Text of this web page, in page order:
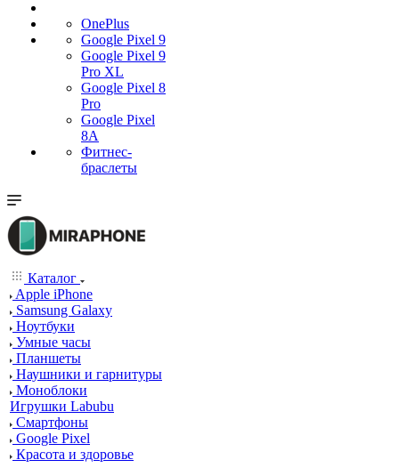
OnePlus
Google Pixel 9
Google Pixel 9
Pro XL
Google Pixel 8
Pro
Google Pixel
8A
Фитнес-
браслеты
Каталог
Apple iPhone
Samsung Galaxy
Ноутбуки
Умные часы
Планшеты
Наушники и гарнитуры
Моноблоки
Игрушки Labubu
Смартфоны
Google Pixel
Красота и здоровье